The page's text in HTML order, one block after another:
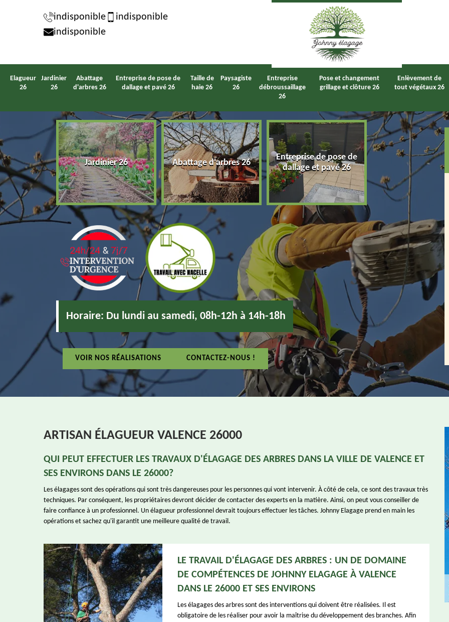
indisponible
indisponible
indisponible
Elagueur
26
Jardinier
26
Abattage
d'arbres 26
Entreprise de pose de
dallage et pavé 26
Taille de
haie 26
Paysagiste
26
Entreprise
débroussaillage
26
Pose et changement
grillage et clôture 26
Enlèvement de
tout végétaux 26
26 Jardinier 26 Abattage d'arbres 26
Entreprise de pose de
dallage et pavé 26
Taille de haie 26
Horaire: Du lundi au samedi, 08h-12h à 14h-18h
VOIR NOS RÉALISATIONS CONTACTEZ-NOUS !
ARTISAN ÉLAGUEUR VALENCE 26000
QUI PEUT EFFECTUER LES TRAVAUX D'ÉLAGAGE DES ARBRES DANS LA VILLE DE VALENCE ET
SES ENVIRONS DANS LE 26000?
Les élagages sont des opérations qui sont très dangereuses pour les personnes qui vont intervenir. À côté de cela, ce sont des travaux très
techniques. Par conséquent, les propriétaires devront décider de contacter des experts en la matière. Ainsi, on peut vous conseiller de
faire confiance à un professionnel. Un élagueur professionnel devrait toujours effectuer les tâches. Johnny Elagage prend en main les
opérations et sachez qu'il garantit une meilleure qualité de travail.
LE TRAVAIL D'ÉLAGAGE DES ARBRES : UN DE DOMAINE
DE COMPÉTENCES DE JOHNNY ELAGAGE À VALENCE
DANS LE 26000 ET SES ENVIRONS
Les élagages des arbres sont des interventions qui doivent être réalisées. Il est
obligatoire de les réaliser pour avoir la maîtrise du développement des branches. Afin